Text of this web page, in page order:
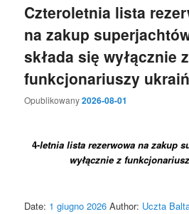
Czteroletnia lista
na zakup
składa się wyłącznie z
funkcjonariuszy
Opublikowany2026-08-01
4-letnia lista rezerwowa na zakup
wyłącznie z
Date: 1 giugno 2026 Author: Uczta